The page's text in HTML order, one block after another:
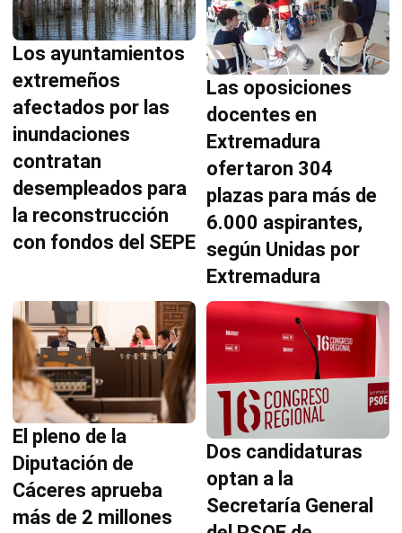
Los ayuntamientos
extremeños
afectados por las
inundaciones
contratan
desempleados para
la reconstrucción
con fondos del SEPE
Las oposiciones
docentes en
Extremadura
ofertaron 304
plazas para más de
6.000 aspirantes,
según Unidas por
Extremadura
El pleno de la
Diputación de
Cáceres aprueba
más de 2 millones
Dos candidaturas
optan a la
Secretaría General